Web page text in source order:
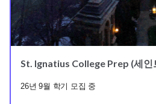
St. Ignatius College Prep (세인
26년 9월 학기 모집 중